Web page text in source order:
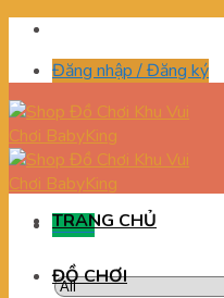
Skip
contentĐăng nhập / Đăng ký
Menu
TRANG CHỦ
ĐỒ CHƠI